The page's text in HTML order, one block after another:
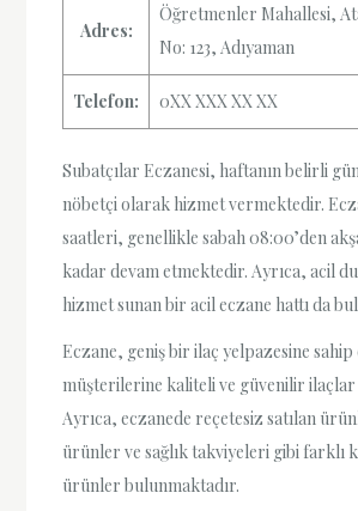
Adres:
Öğretmenler Mahallesi,
No: 123, Adıyaman
Telefon: 0XX XXX XX XX
Subatçılar Eczanesi, haftanın belirli
nöbetçi olarak hizmet vermektedir.
saatleri, genellikle sabah 08:00’den
kadar devam etmektedir. Ayrıca, acil
hizmet sunan bir acil eczane hattı da
Eczane, geniş bir ilaç yelpazesine
müşterilerine kaliteli ve güvenilir ilaçlar
Ayrıca, eczanede reçetesiz satılan
ürünler ve sağlık takviyeleri gibi farklı
ürünler bulunmaktadır.